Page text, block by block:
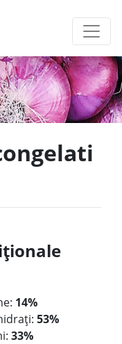
14%
53%
33%